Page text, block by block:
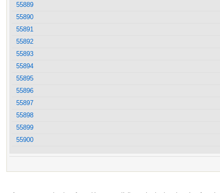
55889
55890
55891
55892
55893
55894
55895
55896
55897
55898
55899
55900